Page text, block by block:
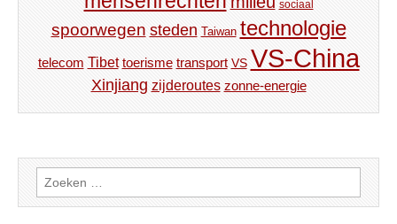
sociaal
spoorwegen steden Taiwan technologie
telecom Tibet toerisme transport VS VS-China
Xinjiang zijderoutes zonne-energie
Zoeken
naar: